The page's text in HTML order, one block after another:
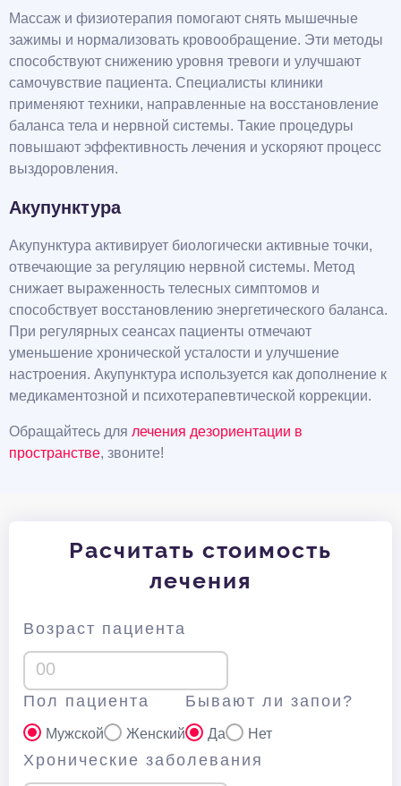
Массаж и физиотерапия помогают снять мышечные
зажимы и нормализовать кровообращение. Эти методы
способствуют снижению уровня тревоги и улучшают
самочувствие пациента. Специалисты клиники
применяют техники, направленные на восстановление
баланса тела и нервной системы. Такие процедуры
повышают эффективность лечения и ускоряют процесс
выздоровления.
Акупунктура
Акупунктура активирует биологически активные точки,
отвечающие за регуляцию нервной системы. Метод
снижает выраженность телесных симптомов и
способствует восстановлению энергетического баланса.
При регулярных сеансах пациенты отмечают
уменьшение хронической усталости и улучшение
настроения. Акупунктура используется как дополнение к
медикаментозной и психотерапевтической коррекции.
Обращайтесь для лечения дезориентации в
пространстве, звоните!
Расчитать стоимость
лечения
Возраст пациента
Пол пациента
Мужской Женский
Бывают ли запои?
Да Нет
Хронические заболевания